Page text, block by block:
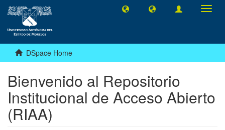
DSpace Home
Bienvenido al Repositorio
Institucional de Acceso Abierto
(RIAA)